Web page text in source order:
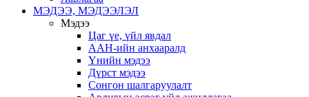
МЭДЭЭ, МЭДЭЭЛЭЛ
Мэдээ
Цаг үе, үйл явдал
ААН-ийн анхааралд
Үнийн мэдээ
Дүрст мэдээ
Сонгон шалгаруулалт